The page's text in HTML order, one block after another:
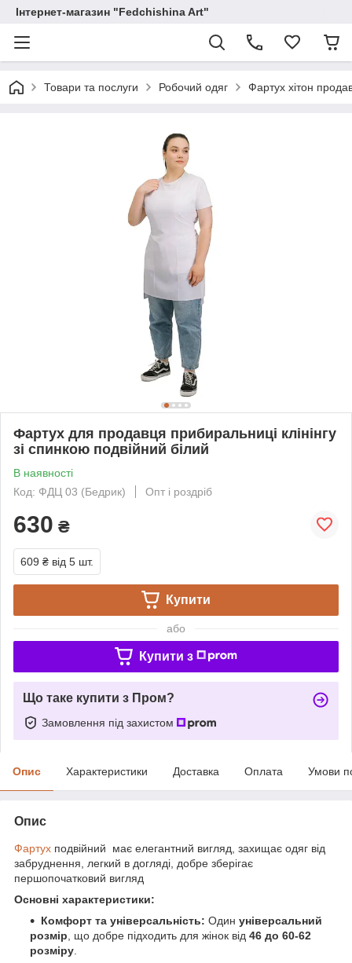
Інтернет-магазин "Fedchishina Art"
Товари та послуги Робочий одяг Фартух хітон
Фартух для продавця прибиральниці клінінгу
зі спинкою подвійний білий
В наявності
Код: ФДЦ 03 (Бедрик)
Опт і роздріб
630 ₴
609 ₴ від 5 шт.
Купити
або
Купити з
Що таке купити з Пром?
Замовлення під захистом
Опис Характеристики Доставка Оплата Умови
Опис
Фартух подвійний має елегантний вигляд, захищає одяг від
забруднення, легкий в догляді, добре зберігає
першопочатковий вигляд
Основні характеристики:
Комфорт та універсальність: Один універсальний
розмір , що добре підходить для жінок від 46 до 60-62
розміру